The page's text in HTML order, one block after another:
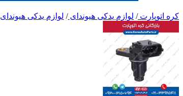
کره اتوپارت/ لوازم یدکی هیوندای/ لوازم یدکی هیوندای ix35